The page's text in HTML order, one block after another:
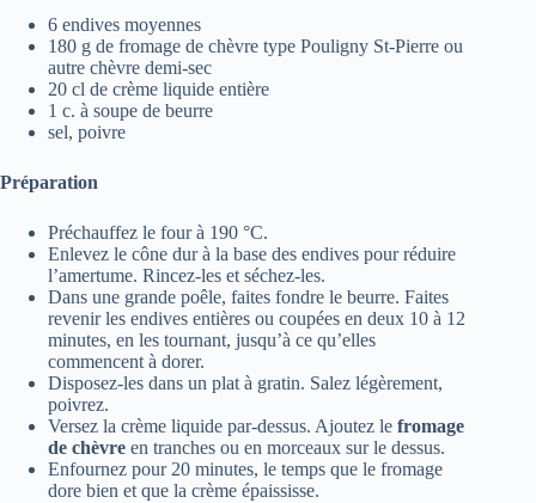
6 endives moyennes
180 g de fromage de chèvre type Pouligny St-Pierre ou
autre chèvre demi-sec
20 cl de crème liquide entière
1 c. à soupe de beurre
sel, poivre
Préparation
Préchauffez le four à 190 °C.
Enlevez le cône dur à la base des endives pour réduire
l’amertume. Rincez-les et séchez-les.
Dans une grande poêle, faites fondre le beurre. Faites
revenir les endives entières ou coupées en deux 10 à 12
minutes, en les tournant, jusqu’à ce qu’elles
commencent à dorer.
Disposez-les dans un plat à gratin. Salez légèrement,
poivrez.
Versez la crème liquide par-dessus. Ajoutez le fromage
de chèvre en tranches ou en morceaux sur le dessus.
Enfournez pour 20 minutes, le temps que le fromage
dore bien et que la crème épaississe.